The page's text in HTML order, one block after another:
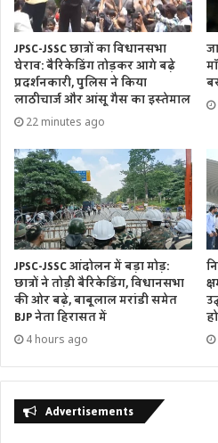
गया सर्वाधिक वैक्सीनेशन है।
JPSC-JSSC छात्रों का विधानसभा
घेराव: बैरिकेडिंग तोड़कर आगे बढ़े
प्रदर्शनकारी, पुलिस ने किया
लाठीचार्ज और आंसू गैस का इस्तेमाल
22 minutes ago
JPSC-JSSC आंदोलन में बड़ा मोड़:
छात्रों ने तोड़ी बैरिकेडिंग, विधानसभा
की ओर बढ़े, बाबूलाल मरांडी समेत
BJP नेता हिरासत में
4 hours ago
Advertisements